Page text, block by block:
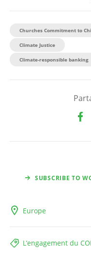
Churches Commitment to
Climate Justice
Climate-responsible banking
SUBSCRIBE TO
Europe
L’engagement du